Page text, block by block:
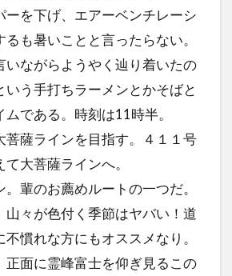
ーを下げ、エアーベンチレーシ
るも暑いことと言ったらない。
いながらようやく辿り着いたの
いう手打ちラーメンとかそばと
である。時刻は11時半。
菩薩ラインを目指す。４１１号
大菩薩ラインへ。
輩のお薦めルートの一つだ。
山々が色付く季節はヤバい！道
慣れな方にもオススメなり。
正面に霊峰富士を仰ぎ見るこの